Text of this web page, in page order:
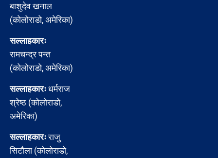
बाशुदेव खनाल
(कोलोराडो, अमेरिका)
सल्लाहकारः
रामचन्द्र पन्त
(कोलोराडो, अमेरिका)
सल्लाहकारःधर्मराज
श्रेष्ठ (कोलोराडो,
अमेरिका)
सल्लाहकारःराजु
सिटौला (कोलोराडो,